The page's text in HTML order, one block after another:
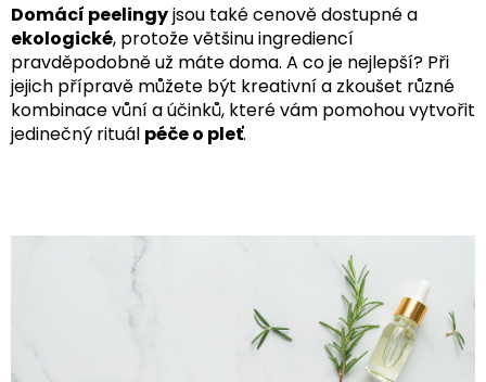
Domácí peelingyjsou také cenově dostupné a
ekologické, protože většinu ingrediencí
pravděpodobně už máte doma. A co je nejlepší? Při
jejich přípravě můžete být kreativní a zkoušet různé
kombinace vůní a účinků, které vám pomohou vytvořit
jedinečný rituál péče o pleť.